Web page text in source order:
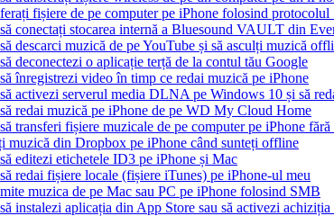
fișiere de pe computer pe iPhone folosind
conectați stocarea internă a Bluesound VAULT din
descarci muzică de pe YouTube și să asculți muzică
deconectezi o aplicație terță de la contul tău Google
înregistrezi video în timp ce redai muzică pe iPhone
activezi serverul media DLNA pe Windows 10 și să
redai muzică pe iPhone de pe WD My Cloud Home
transferi fișiere muzicale de pe computer pe iPhone
muzică din Dropbox pe iPhone când sunteți offline
editezi etichetele ID3 pe iPhone și Mac
redai fișiere locale (fișiere iTunes) pe iPhone-ul meu
muzica de pe Mac sau PC pe iPhone folosind SMB
instalezi aplicația din App Store sau să activezi